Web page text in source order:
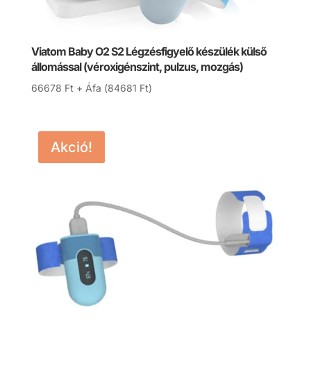
Viatom Baby O2 S2 Légzésfigyelő készülék külső
állomással (véroxigénszint, pulzus, mozgás)
66678 Ft + Áfa (84681 Ft)
Akció!